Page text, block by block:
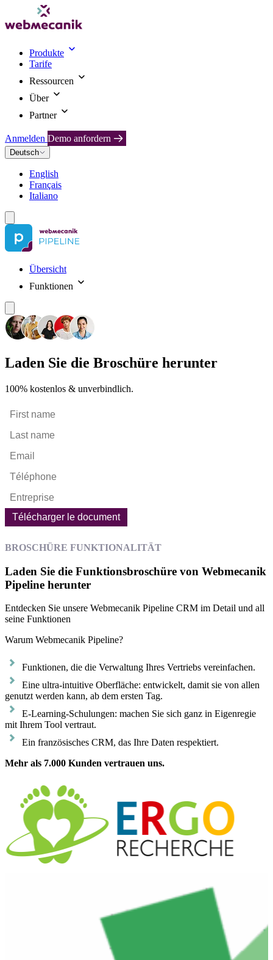
Produkte
Tarife
Ressourcen
Über
Partner
Anmelden Demo anfordern
Deutsch
English
Français
Italiano
Übersicht
Funktionen
Laden Sie die Broschüre herunter
100% kostenlos & unverbindlich.
Télécharger le document
BROSCHÜRE FUNKTIONALITÄT
Laden Sie die Funktionsbroschüre von Webmecanik
Pipeline herunter
Entdecken Sie unsere Webmecanik Pipeline CRM im Detail und all
seine Funktionen
Warum Webmecanik Pipeline?
Funktionen, die die Verwaltung Ihres Vertriebs vereinfachen.
Eine ultra-intuitive Oberfläche: entwickelt, damit sie von allen
genutzt werden kann, ab dem ersten Tag.
E-Learning-Schulungen: machen Sie sich ganz in Eigenregie
mit Ihrem Tool vertraut.
Ein französisches CRM, das Ihre Daten respektiert.
Mehr als 7.000 Kunden vertrauen uns.